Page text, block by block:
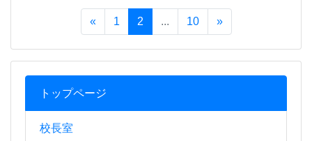
進路指導室
生徒指導室
教育相談室
保健室